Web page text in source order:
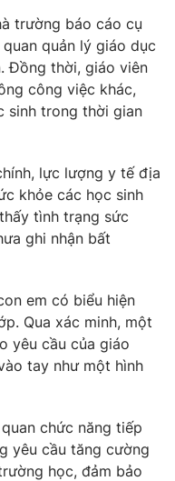
thao
trường báo cáo cụ
quản lý giáo dục
Đồng thời, giáo viên
công việc khác,
sinh trong thời gian
lực lượng y tế địa
khỏe các học sinh
tình trạng sức
ghi nhận bất
em có biểu hiện
Qua xác minh, một
yêu cầu của giáo
tay như một hình
chức năng tiếp
yêu cầu tăng cường
học, đảm bảo